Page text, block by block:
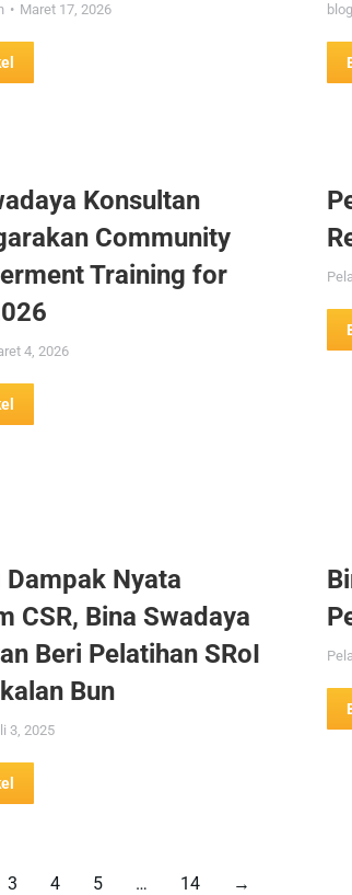
Maret 17, 2026 blog
Konsultan
Community
Training for
4, 2026
Dampak Nyata
CSR, Bina Swadaya
Beri Pelatihan SRoI
Bun
3, 2025
3 4 5 … 14 →